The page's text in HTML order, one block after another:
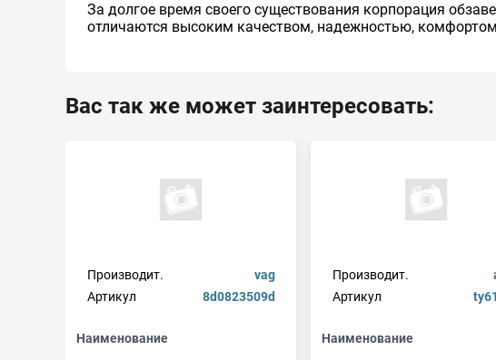
За долгое время своего существования корпорация
отличаются высоким качеством, надежностью,
Вас так же может заинтересовать:
Производит.
vag
Артикул
8d0823509d
Наименование
Производит.
Артикул
Наименование